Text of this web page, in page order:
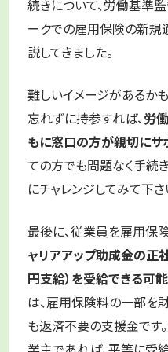
続きについて、労働基準
ークでの雇用保険の新
説してきました。
難しいイメージがあるか
忘れずに持参すれば、労
もに窓口の方が親切にサ
ての方でも問題なく手続
にチャレンジしてみて下さ
最後に、従業員を雇用保
ャリアアップ助成金の正
円支給）を受給できる可
は、雇用保険料の一部を
も返済不要の支援金です